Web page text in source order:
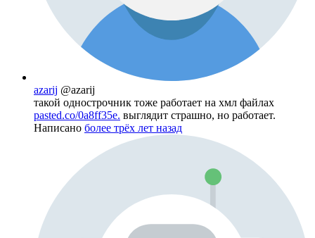
azarij @azarij
такой однострочник тоже работает на хмл файлах
pasted.co/0a8ff35e. выглядит страшно, но работает.
Написано более трёх лет назад